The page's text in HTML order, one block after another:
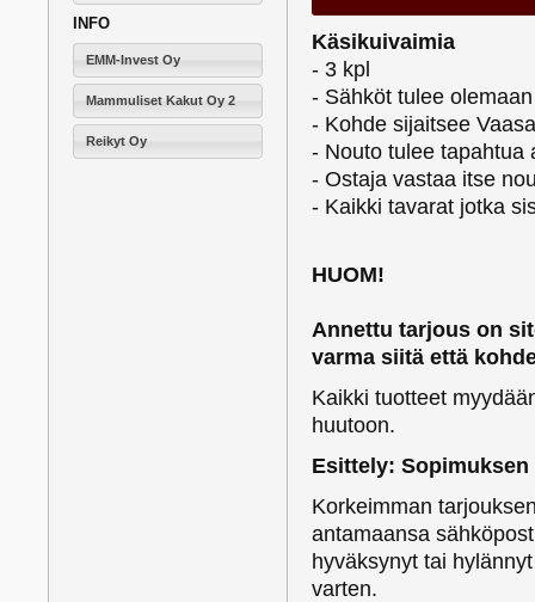
INFO
EMM-Invest Oy
Mammuliset Kakut Oy 2
Reikyt Oy
Käsikuivaimia
- 3 kpl
- Sähköt tulee
- Kohde sijaitsee
- Nouto tulee tapahtua
- Ostaja vastaa itse
- Kaikki tavarat jotka
HUOM!
Annettu tarjous on
varma siitä että
Kaikki tuotteet
huutoon.
Esittely: Sopimuksen
Korkeimman
antamaansa
hyväksynyt tai
varten.